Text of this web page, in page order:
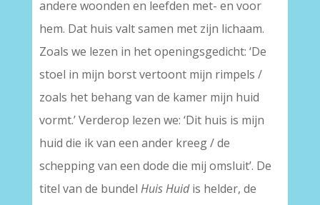
andere woonden en leefden met- en voor
hem. Dat huis valt samen met zijn lichaam.
Zoals we lezen in het openingsgedicht: ‘De
stoel in mijn borst vertoont mijn rimpels /
zoals het behang van de kamer mijn huid
vormt.’ Verderop lezen we: ‘Dit huis is mijn
huid die ik van een ander kreeg / de
schepping van een dode die mij omsluit’. De
titel van de bundel Huis Huidis helder, de